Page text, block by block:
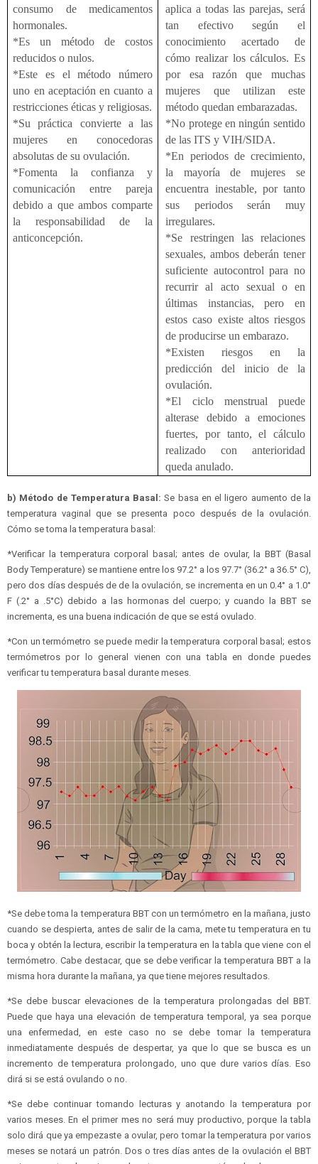
consumo de medicamentos
hormonales.
*Es un método de costos
reducidos o nulos.
*Este es el método número
uno en aceptación en cuanto a
restricciones éticas y religiosas.
*Su práctica convierte a las
mujeres en conocedoras
absolutas de su ovulación.
*Fomenta la confianza y
comunicación entre pareja
debido a que ambos comparte
la responsabilidad de la
anticoncepción.
aplica a todas las parejas, será
tan efectivo según el
conocimiento acertado de
cómo realizar los cálculos. Es
por esa razón que muchas
mujeres que utilizan este
método quedan embarazadas.
*No protege en ningún sentido
de las ITS y VIH/SIDA.
*En periodos de crecimiento,
la mayoría de mujeres se
encuentra inestable, por tanto
sus periodos serán muy
irregulares.
*Se restringen las relaciones
sexuales, ambos deberán tener
suficiente autocontrol para no
recurrir al acto sexual o en
últimas instancias, pero en
estos caso existe altos riesgos
de producirse un embarazo.
*Existen riesgos en la
predicción del inicio de la
ovulación.
*El ciclo menstrual puede
alterase debido a emociones
fuertes, por tanto, el cálculo
realizado con anterioridad
queda anulado.
b) Método de Temperatura Basal: Se basa en el ligero aumento de la
temperatura vaginal que se presenta poco después de la ovulación.
Cómo se toma la temperatura basal:
*Verificar la temperatura corporal basal; antes de ovular, la BBT (Basal
Body Temperature) se mantiene entre los 97.2° a los 97.7° (36.2° a 36.5° C),
pero dos días después de de la ovulación, se incrementa en un 0.4° a 1.0°
F (.2° a .5°C) debido a las hormonas del cuerpo; y cuando la BBT se
incrementa, es una buena indicación de que se está ovulado.
*Con un termómetro se puede medir la temperatura corporal basal; estos
termómetros por lo general vienen con una tabla en donde puedes
verificar tu temperatura basal durante meses.
*Se debe toma la temperatura BBT con un termómetro en la mañana, justo
cuando se despierta, antes de salir de la cama, mete tu temperatura en tu
boca y obtén la lectura, escribir la temperatura en la tabla que viene con el
termómetro. Cabe destacar, que se debe verificar la temperatura BBT a la
misma hora durante la mañana, ya que tiene mejores resultados.
*Se debe buscar elevaciones de la temperatura prolongadas del BBT.
Puede que haya una elevación de temperatura temporal, ya sea porque
una enfermedad, en este caso no se debe tomar la temperatura
inmediatamente después de despertar, ya que lo que se busca es un
incremento de temperatura prolongado, uno que dure varios días. Eso
dirá si se está ovulando o no.
*Se debe continuar tomando lecturas y anotando la temperatura por
varios meses. En el primer mes no será muy productivo, porque la tabla
solo dirá que ya empezaste a ovular, pero tomar la temperatura por varios
meses se notará un patrón. Dos o tres días antes de la ovulación el BBT